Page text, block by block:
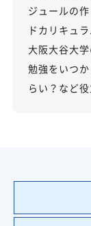
ジュールの
ドカリキュ
大阪大谷大
勉強をいつ
らい？など